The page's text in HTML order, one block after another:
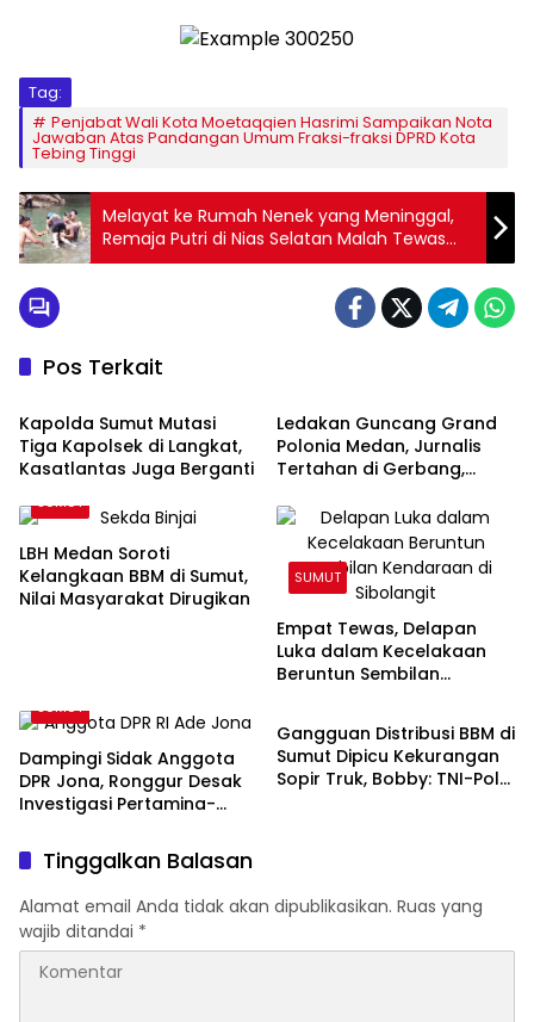
Tag:
Penjabat Wali Kota Moetaqqien Hasrimi Sampaikan Nota
Jawaban Atas Pandangan Umum Fraksi-fraksi DPRD Kota
Tebing Tinggi
Melayat ke Rumah Nenek yang Meninggal,
Remaja Putri di Nias Selatan Malah Tewas
Tenggelam di Sungai
Pos Terkait
SUMUT
Kapolda Sumut Mutasi
Tiga Kapolsek di Langkat,
Kasatlantas Juga Berganti
Ledakan Guncang Grand
Polonia Medan, Jurnalis
Tertahan di Gerbang,
Masuk Lokasi
SUMUT
LBH Medan Soroti
Kelangkaan BBM di Sumut,
Nilai Masyarakat Dirugikan
SUMUT
Empat Tewas, Delapan
Luka dalam Kecelakaan
Beruntun Sembilan
SUMUT
Dampingi Sidak Anggota
DPR Jona, Ronggur Desak
Investigasi Pertamina-
BBM di Sumut
SUMUT
Gangguan Distribusi BBM di
Sumut Dipicu Kekurangan
Sopir Truk, Bobby: TNI-Polri
Tinggalkan Balasan
Alamat email Anda tidak akan dipublikasikan. Ruas yang
wajib ditandai *